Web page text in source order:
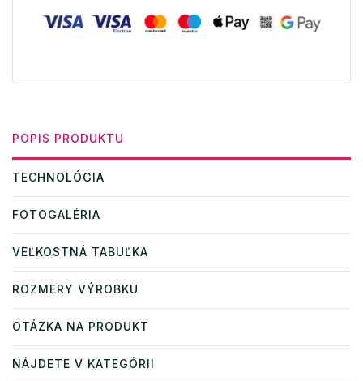
POPIS PRODUKTU
TECHNOLÓGIA
FOTOGALÉRIA
VEĽKOSTNÁ TABUĽKA
ROZMERY VÝROBKU
OTÁZKA NA PRODUKT
NÁJDETE V KATEGÓRII